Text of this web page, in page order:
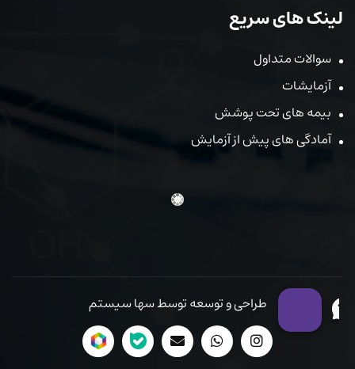
لینک های سریع
سوالات متداول
آزمایشات
بیمه های تحت پوشش
آمادگی های پیش از آزمایش
طراحی و توسعه توسط سها سیستم